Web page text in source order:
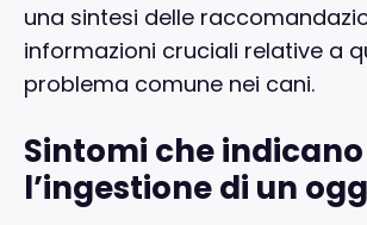
una sintesi delle
informazioni cruciali relative a
problema comune nei cani.
Sintomi che indicano
l’ingestione di un